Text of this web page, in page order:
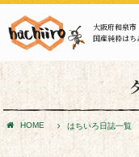
大阪府和泉市
国産純粋は
HOME はちいろ日誌一覧